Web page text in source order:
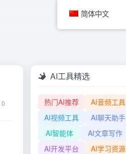
0
AI工具精选
热门AI推荐 AI音频工具
AI视频工具
AI聊天助手
AI智能体
AI文章写作
AI开发平台
AI学习资源
简体中文